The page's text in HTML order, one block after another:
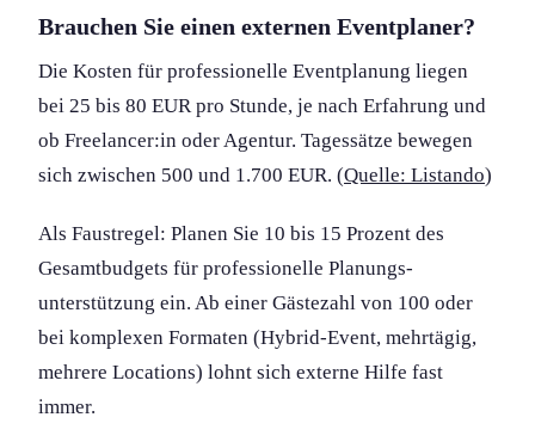
Brauchen Sie einen externen Eventplaner?
Die Kosten für professionelle Event­planung liegen
bei 25 bis 80 EUR pro Stunde, je nach Erfahrung und
ob Freelancer:in oder Agentur. Tagessätze bewegen
sich zwischen 500 und 1.700 EUR. (Quelle: Listando)
Als Faustregel: Planen Sie 10 bis 15 Prozent des
Gesamtbudgets für professionelle Planungs­
unterstützung ein. Ab einer Gästezahl von 100 oder
bei komplexen Formaten (Hybrid-Event, mehrtägig,
mehrere Locations) lohnt sich externe Hilfe fast
immer.